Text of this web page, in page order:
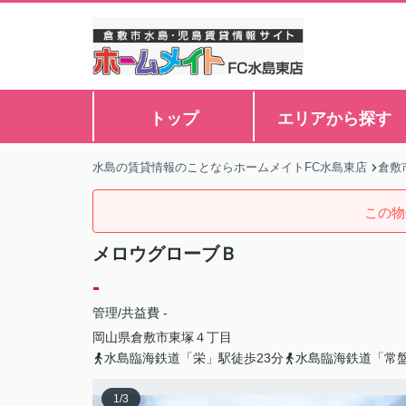
トップ エリアから探す
水島の賃貸情報のことならホームメイトFC水島東店 倉敷
この
メロウグローブＢ
-
管理/共益費 -
岡山県倉敷市東塚 ４丁目
水島臨海鉄道「栄」駅徒歩23分
水島臨海鉄道「常
1/3